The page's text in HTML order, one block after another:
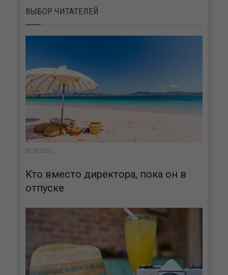
ВЫБОР ЧИТАТЕЛЕЙ
03.08.2026
Кто вместо директора, пока он в
отпуске